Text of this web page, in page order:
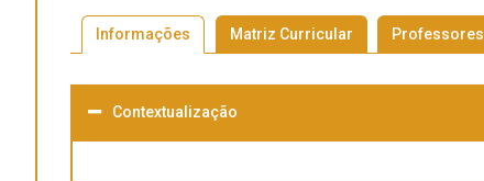
Informações Matriz Curricular Professores
Contextualização